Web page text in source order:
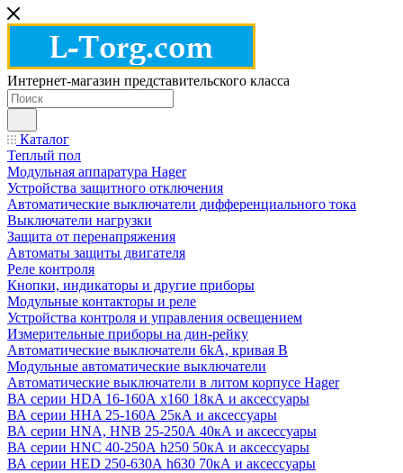
Интернет-магазин представительского класса
Каталог
Теплый пол
Модульная аппаратура Hager
Устройства защитного отключения
Автоматические выключатели дифференциального тока
Выключатели нагрузки
Защита от перенапряжения
Автоматы защиты двигателя
Реле контроля
Кнопки, индикаторы и другие приборы
Модульные контакторы и реле
Устройства контроля и управления освещением
Измерительные приборы на дин-рейку
Автоматические выключатели 6kA, кривая В
Модульные автоматические выключатели
Автоматические выключатели в литом корпусе Hager
ВА серии HDA 16-160А x160 18кА и аксессуары
ВА серии HHA 25-160А 25кА и аксессуары
ВА серии HNA, HNB 25-250А 40кА и аксессуары
ВА серии HNC 40-250А h250 50кА и аксессуары
ВА серии HED 250-630А h630 70кА и аксессуары